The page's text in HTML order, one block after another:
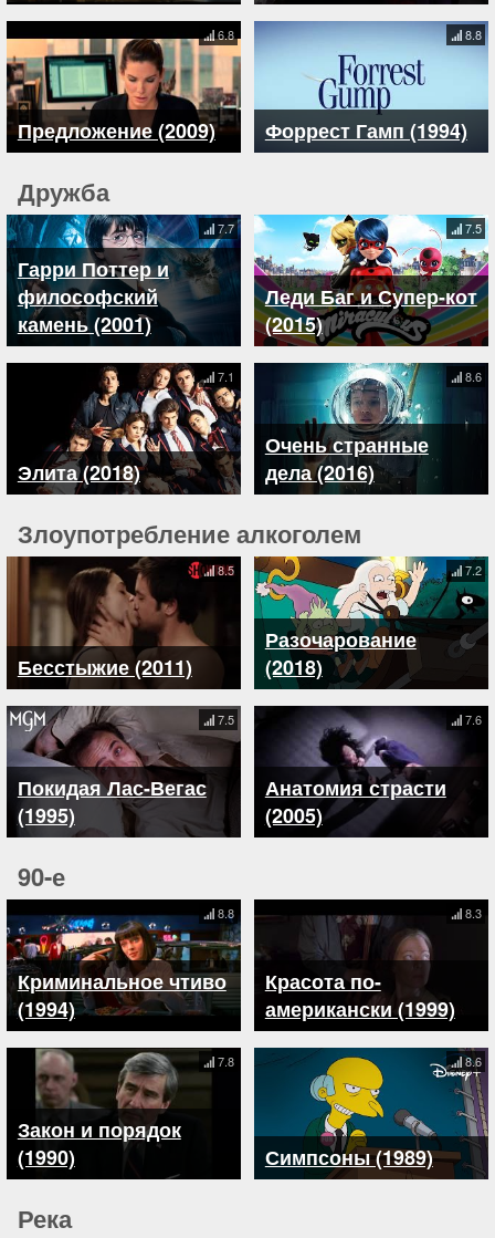
Предложение (2009)
6.8
Форрест Гамп (1994)
8.8
Дружба
Гарри Поттер и
философский
камень (2001)
7.7
Леди Баг и Супер-кот
(2015)
7.5
Элита (2018)
7.1
Очень странные
дела (2016)
8.6
Злоупотребление алкоголем
Бесстыжие (2011)
8.5
Разочарование
(2018)
7.2
Покидая Лас-Вегас
(1995)
7.5
Анатомия страсти
(2005)
7.6
90-е
Криминальное чтиво
(1994)
8.8
Красота по-
американски (1999)
8.3
Закон и порядок
(1990)
7.8
Симпсоны (1989)
8.6
Река